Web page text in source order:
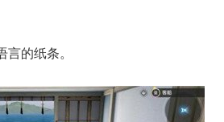
言的纸条。